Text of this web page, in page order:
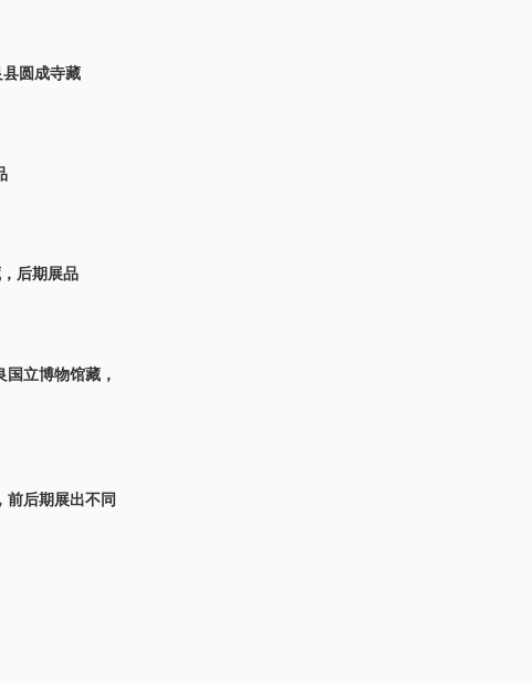
圆成寺藏
后期展品
立博物馆藏，
前后期展出不同